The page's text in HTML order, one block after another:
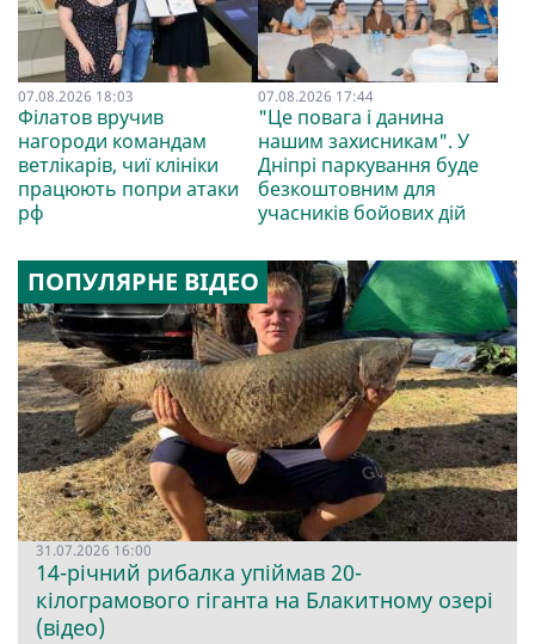
07.08.2026 18:03
Філатов вручив
нагороди командам
ветлікарів, чиї клініки
працюють попри атаки
рф
07.08.2026 17:44
"Це повага і данина
нашим захисникам". У
Дніпрі паркування буде
безкоштовним для
учасників бойових дій
ПОПУЛЯРНЕ ВІДЕО
31.07.2026 16:00
14-річний рибалка упіймав 20-
кілограмового гіганта на Блакитному озері
(відео)